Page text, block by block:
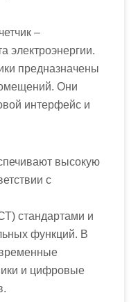
–
электроэнергии.
предназначены
Они
интерфейс и
высокую
с
стандартами и
функций. В
и цифровые